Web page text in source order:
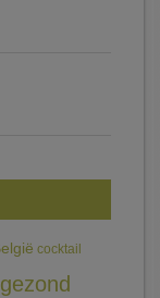
cocktail
gezond